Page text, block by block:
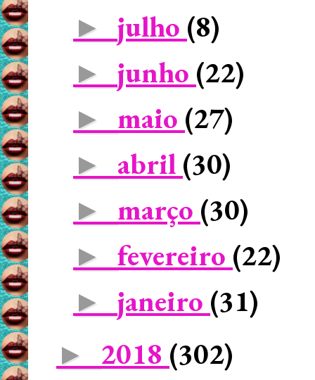
► julho (8)
► junho (22)
► maio (27)
► abril (30)
► março (30)
► fevereiro (22)
► janeiro (31)
► 2018 (302)